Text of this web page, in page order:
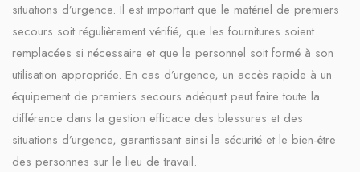
situations d’urgence. Il est important que le matériel de premiers
secours soit régulièrement vérifié, que les fournitures soient
remplacées si nécessaire et que le personnel soit formé à son
utilisation appropriée. En cas d’urgence, un accès rapide à un
équipement de premiers secours adéquat peut faire toute la
différence dans la gestion efficace des blessures et des
situations d’urgence, garantissant ainsi la sécurité et le bien-être
des personnes sur le lieu de travail.